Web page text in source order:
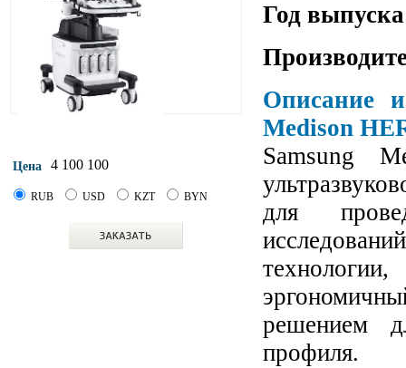
Цена 4 100 100
RUB USD KZT BYN
Год
Описание и
Medison
Samsung
для
решением
профиля.